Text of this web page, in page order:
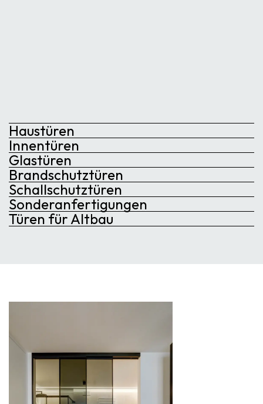
Haustüren
Innentüren
Glastüren
Brandschutztüren
Schallschutztüren
Sonderanfertigungen
Türen für Altbau